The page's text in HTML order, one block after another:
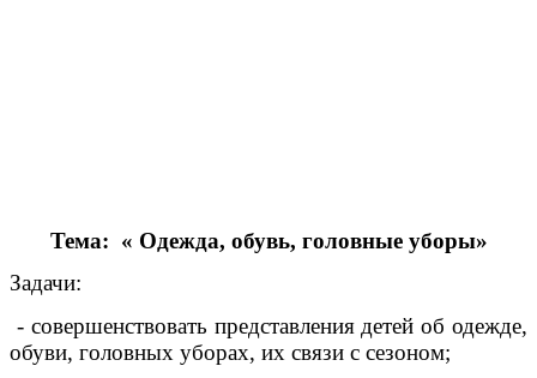
Тема: « Одежда, обувь, головные уборы»
Задачи:
- совершенствовать представления детей об одежде,
обуви, головных уборах, их связи с сезоном;